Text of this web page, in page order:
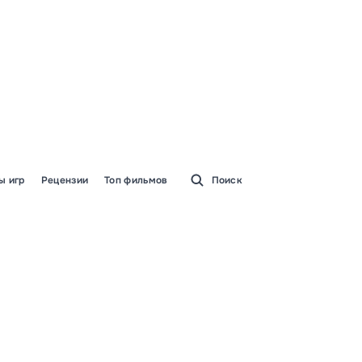
игр Рецензии Топ фильмов Поиск